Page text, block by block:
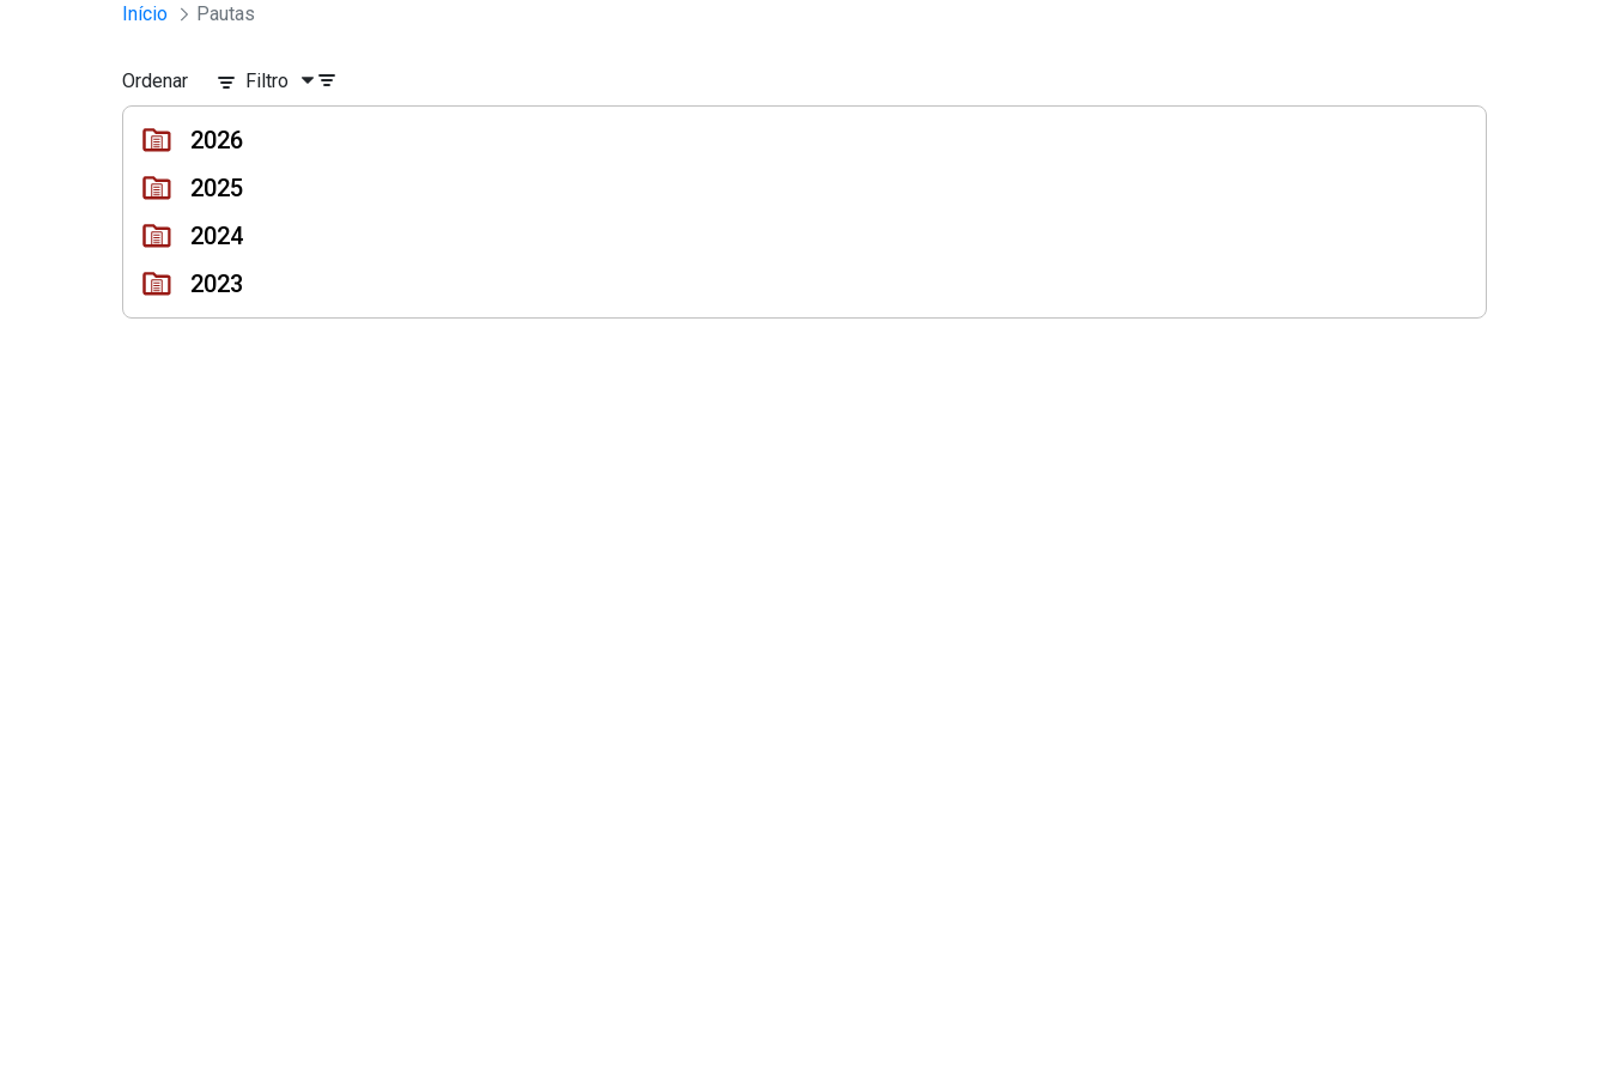
Pular para o Conteúdo principal
Sessões e Reuniões - Documentos Conselho Superior
Início Pautas
Ordenar Filtro
2026
2025
2024
2023